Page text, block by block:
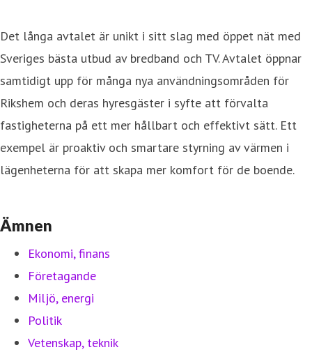
Det långa avtalet är unikt i sitt slag med öppet nät med
Sveriges bästa utbud av bredband och TV. Avtalet öppnar
samtidigt upp för många nya användningsområden för
Rikshem och deras hyresgäster i syfte att förvalta
fastigheterna på ett mer hållbart och effektivt sätt. Ett
exempel är proaktiv och smartare styrning av värmen i
lägenheterna för att skapa mer komfort för de boende.
Ämnen
Ekonomi, finans
Företagande
Miljö, energi
Politik
Vetenskap, teknik